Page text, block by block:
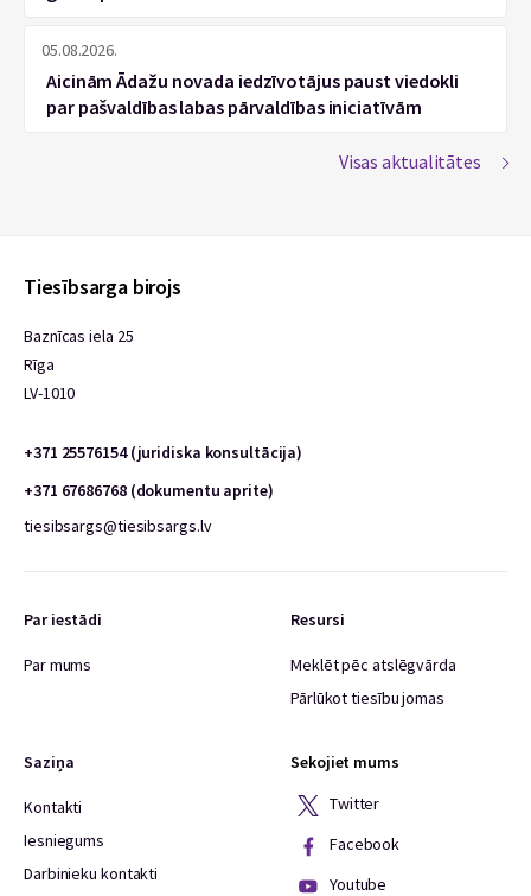
05.08.2026.
Aicinām Ādažu novada iedzīvotājus paust viedokli
par pašvaldības labas pārvaldības iniciatīvām
Visas aktualitātes
Tiesībsarga birojs
Baznīcas iela 25
Rīga
LV-1010
+371 25576154 (juridiska konsultācija)
+371 67686768 (dokumentu aprite)
tiesibsargs@tiesibsargs.lv
Par iestādi
Par mums
Resursi
Meklēt pēc atslēgvārda
Pārlūkot tiesību jomas
Saziņa
Kontakti
Iesniegums
Darbinieku kontakti
Sekojiet mums
Twitter
Facebook
Youtube